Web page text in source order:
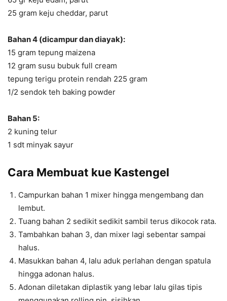
25 gram keju cheddar, parut
Bahan 4 (dicampur dan diayak):
15 gram tepung maizena
12 gram susu bubuk full cream
tepung terigu protein rendah 225 gram
1/2 sendok teh baking powder
Bahan 5:
2 kuning telur
1 sdt minyak sayur
Cara Membuat kue Kastengel
Campurkan bahan 1 mixer hingga mengembang dan
lembut.
Tuang bahan 2 sedikit sedikit sambil terus dikocok rata.
Tambahkan bahan 3, dan mixer lagi sebentar sampai
halus.
Masukkan bahan 4, lalu aduk perlahan dengan spatula
hingga adonan halus.
Adonan diletakan diplastik yang lebar lalu gilas tipis